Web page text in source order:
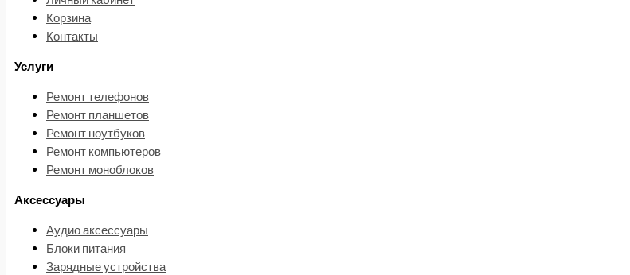
Корзина
Контакты
Услуги
Ремонт телефонов
Ремонт планшетов
Ремонт ноутбуков
Ремонт компьютеров
Ремонт моноблоков
Аксессуары
Аудио аксессуары
Блоки питания
Зарядные устройства